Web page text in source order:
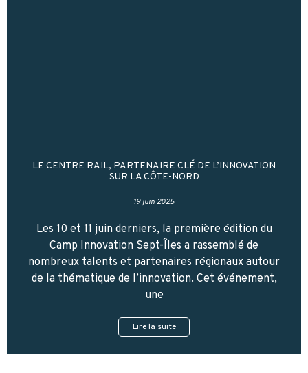
LE CENTRE RAIL, PARTENAIRE CLÉ DE L’INNOVATION
SUR LA CÔTE-NORD
19 juin 2025
Les 10 et 11 juin derniers, la première édition du
Camp Innovation Sept-Îles a rassemblé de
nombreux talents et partenaires régionaux autour
de la thématique de l’innovation. Cet événement,
une
Lire la suite